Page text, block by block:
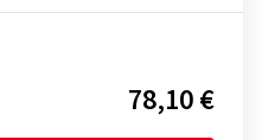
78,10 €